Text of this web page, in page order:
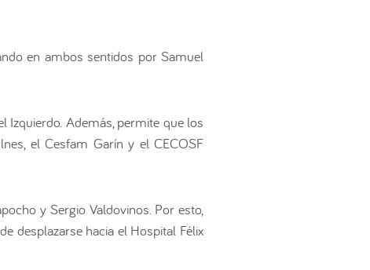
en ambos sentidos por Samuel
Izquierdo. Además, permite que los
el Cesfam Garín y el CECOSF
y Sergio Valdovinos. Por esto,
desplazarse hacia el Hospital Félix